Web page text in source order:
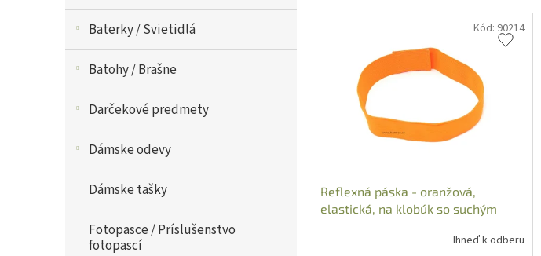
Baterky / Svietidlá
Batohy / Brašne
Darčekové predmety
Dámske odevy
Dámske tašky
Fotopasce / Príslušenstvo
fotopascí
Reflexná páska - oranžová,
elastická, na klobúk so suchým
Ihneď k odberu
Kód: 90214